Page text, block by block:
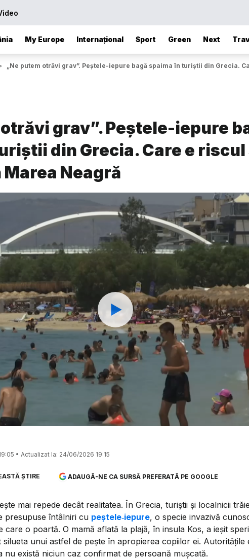
My Europe Internațional Sport Green Next
„Ne putem otrăvi grav”. Peștele-iepure bagă spaima în turiștii din Grecia.
grav”. Peștele-iepure
din Grecia. Care e riscul
Neagră
Watch
• Actualizat la: 24/06/2026 19:15
ȘTIRE ADAUGĂ-NE CA SURSĂ PREFERATĂ PE GOOGLE
mai repede decât realitatea. În Grecia, turiștii și localnicii
presupuse întâlniri cu peștele‑iepure, o specie invazivă
care o poartă. O mamă aflată la plajă, în insula Kos, a ieșit
unui astfel de pește în apropierea copiilor ei. Autoritățile
nu există niciun caz confirmat de persoană mușcată.